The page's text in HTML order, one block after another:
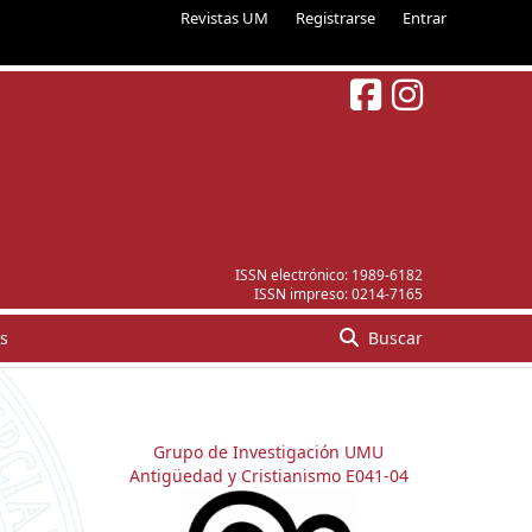
Revistas UM Registrarse Entrar
ISSN electrónico: 1989-6182
ISSN impreso:0214-7165
Buscar
Grupo de Investigación UMU
Antigüedad y Cristianismo E041-04